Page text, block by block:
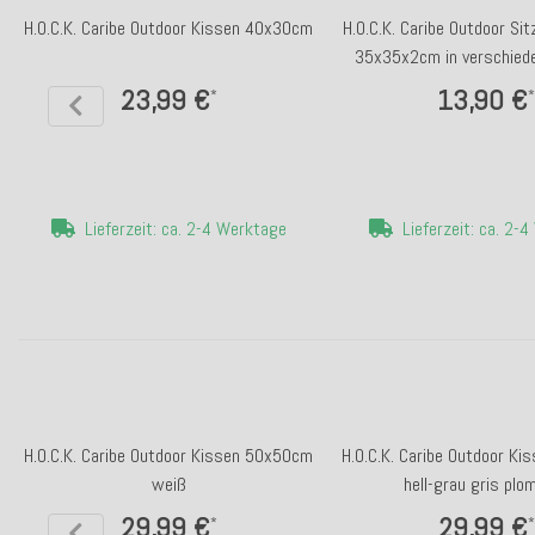
H.O.C.K. Caribe Outdoor Kissen 40x30cm
23,99 €*
Lieferzeit: ca. 2-4 Werktage
H.O.C.K. Caribe Outdoor
35x35x2cm in
13,90 €*
Lieferzeit: ca. 2-4
H.O.C.K. Caribe Outdoor Kissen 50x50cm
weiß
29,99 €*
H.O.C.K. Caribe Outdoor
hell-grau gris
29,99 €*